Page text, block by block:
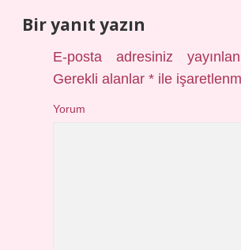
Bir yanıt yazın
E-posta adresiniz
Gerekli alanlar* ile
Yorum